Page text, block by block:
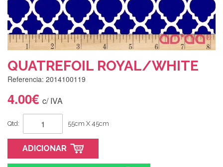
QUATREFOIL ROYAL/WHITE
Referencia: 2014100119
4.00€ c/ IVA
Qtd: 55cm X 45cm
ADICIONAR